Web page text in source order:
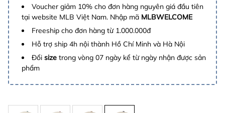
Voucher giảm 10% cho đơn hàng nguyên giá đầu tiên
tại website MLB Việt Nam. Nhập mã MLBWELCOME
Freeship cho đơn hàng từ 1.000.000đ
Hỗ trợ ship 4h nội thành Hồ Chí Minh và Hà Nội
Đổi size trong vòng 07 ngày kể từ ngày nhận được sản
phẩm